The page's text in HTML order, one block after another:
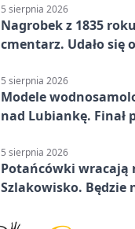
5 sierpnia 2026
Nagrobek z 1835
cmentarz. Udało się
5 sierpnia 2026
Modele
nad Lubiankę. Finał
5 sierpnia 2026
Potańcówki wracają
Szlakowisko. Będzie